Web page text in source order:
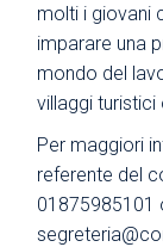
molti i giovani
imparare una
mondo del
villaggi turistici
Per maggiori
referente del
01875985101